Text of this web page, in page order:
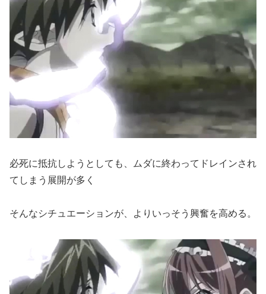
必死に抵抗しようとしても、ムダに終わってドレインされ
てしまう展開が多く
そんなシチュエーションが、よりいっそう興奮を高める。